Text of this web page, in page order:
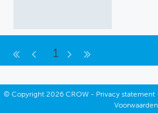
1
© Copyright2026 CROW - Privacy statement
Voorwaarden